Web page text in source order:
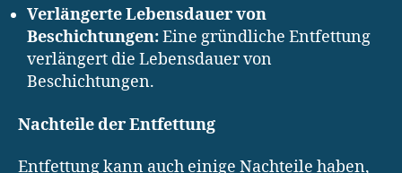
Verlängerte Lebensdauer von
Beschichtungen:Eine gründliche Entfettung
verlängert die Lebensdauer von
Beschichtungen.
Nachteile der Entfettung
Entfettung kann auch einige Nachteile haben,